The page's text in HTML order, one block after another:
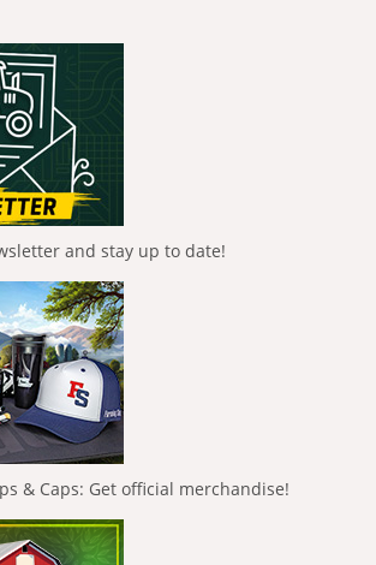
and stay up to date!
& Caps: Get official merchandise!